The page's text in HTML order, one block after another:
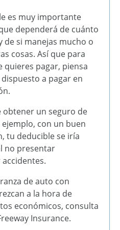
es muy importante
dependerá de cuánto
de si manejas mucho o
cosas. Así que para
quieres pagar, piensa
a pagar en
obtener un seguro de
ejemplo, con un buen
tu deducible se iría
no presentar
de auto con
a la hora de
económicos, consulta
Insurance.